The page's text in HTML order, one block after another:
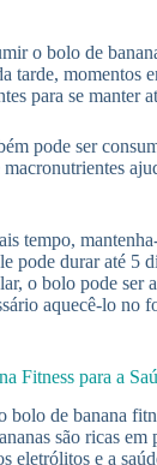
o bolo de
tarde, momentos
para se manter
pode ser
tempo,
pode durar até 5
o bolo pode ser
aquecê-lo no
Fitness para a
bolo de banana
são ricas
eletrólitos e a